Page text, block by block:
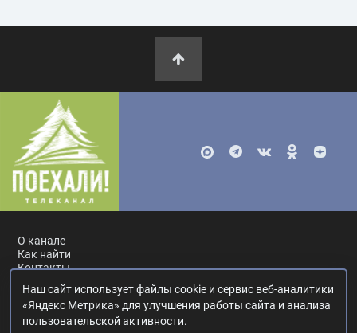
О канале
Как найти
Контакты
Россия, Москва, ул. Ак. Королёва, 19.+7 495 617-55-80
Наш сайт использует файлы cookie и сервис веб-аналитики
«Яндекс Метрика» для улучшения работы сайта и анализа
пользовательской активности.